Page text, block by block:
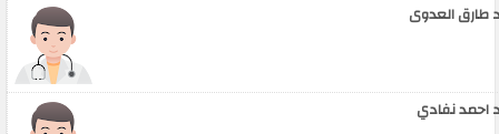
طارق العدوى
احمد نفادي